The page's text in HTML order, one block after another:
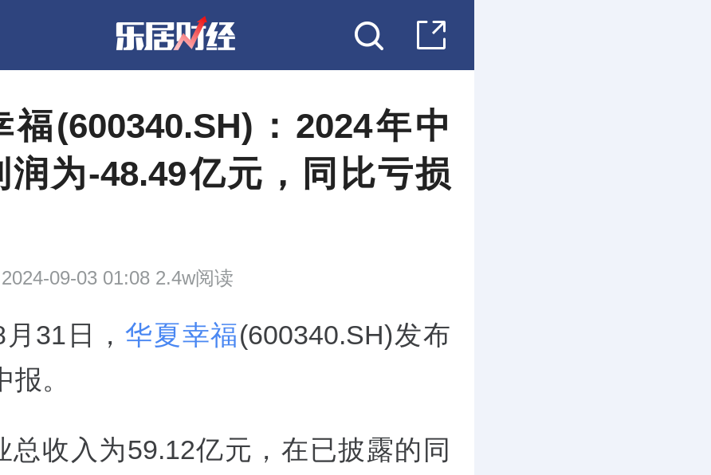
福(600340.SH)：2024年中
润为-48.49亿元，同比亏损
2024-09-03 01:08 2.4w阅读
31日， 华夏幸福(600340.SH)发布
。
总收入为59.12亿元，在已披露的同